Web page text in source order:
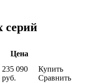
серий
Цена
235 090
руб.
Купить
Сравнить